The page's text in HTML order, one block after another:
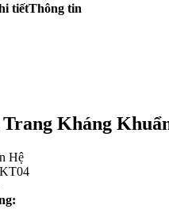
Thông tin
Kháng
Hệ
KT04